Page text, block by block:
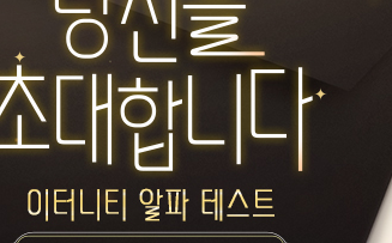
완료되었습니다.
~ 오전 10시 30분 (1시간 30분)
에 접속할 수 없습니다.